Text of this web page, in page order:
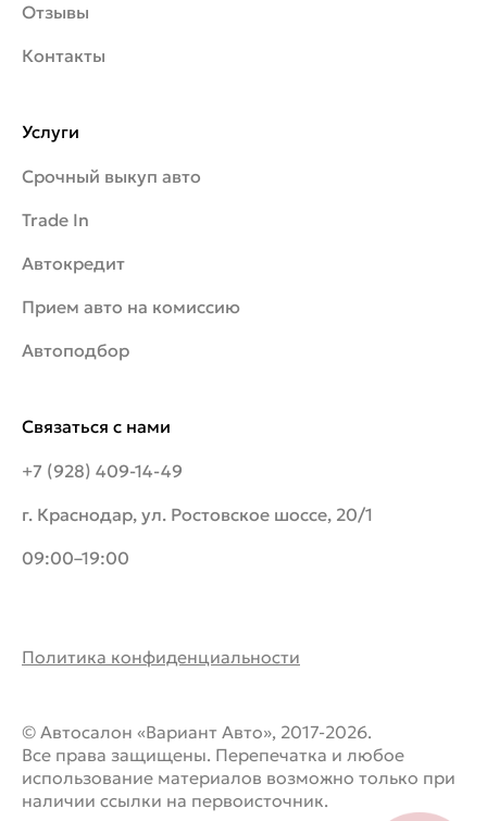
Отзывы
Контакты
Связаться с нами
+7 (928) 409-14-49
г. Краснодар, ул. Ростовское шоссе, 20/1
09:00–19:00
Услуги
Срочный выкуп авто
Trade In
Автокредит
Прием авто на комиссию
Автоподбор
Политика конфиденциальности
© Автосалон «Вариант Авто», 2017-2026.
Все права защищены. Перепечатка и любое
использование материалов возможно только при
наличии ссылки на первоисточник.